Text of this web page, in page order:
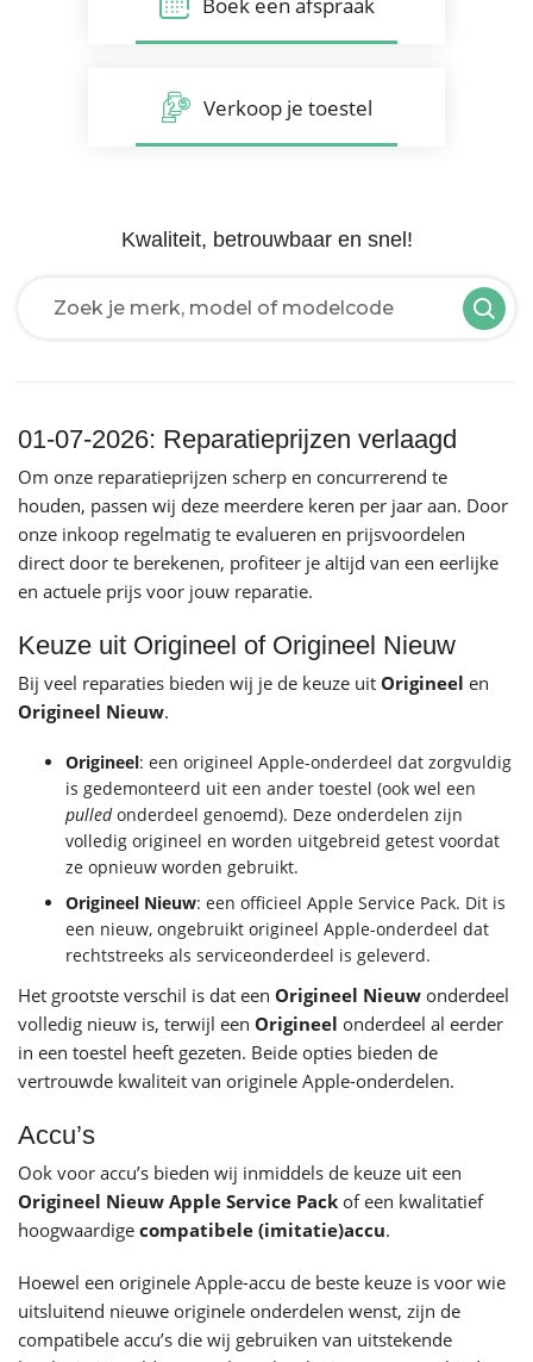
Verkoop je toestel
Kwaliteit, betrouwbaar en snel!
01-07-2026: Reparatieprijzen verlaagd
Om onze reparatieprijzen scherp en concurrerend te
houden, passen wij deze meerdere keren per jaar aan. Door
onze inkoop regelmatig te evalueren en prijsvoordelen
direct door te berekenen, profiteer je altijd van een eerlijke
en actuele prijs voor jouw reparatie.
Keuze uit Origineel of Origineel Nieuw
Bij veel reparaties bieden wij je de keuze uit Origineel en
Origineel Nieuw.
Origineel: een origineel Apple-onderdeel dat zorgvuldig
is gedemonteerd uit een ander toestel (ook wel een
pulledonderdeel genoemd). Deze onderdelen zijn
volledig origineel en worden uitgebreid getest voordat
ze opnieuw worden gebruikt.
Origineel Nieuw: een officieel Apple Service Pack. Dit is
een nieuw, ongebruikt origineel Apple-onderdeel dat
rechtstreeks als serviceonderdeel is geleverd.
Het grootste verschil is dat een Origineel Nieuw onderdeel
volledig nieuw is, terwijl een Origineel onderdeel al eerder
in een toestel heeft gezeten. Beide opties bieden de
vertrouwde kwaliteit van originele Apple-onderdelen.
Accu’s
Ook voor accu’s bieden wij inmiddels de keuze uit een
Origineel Nieuw Apple Service Pack of een kwalitatief
hoogwaardige compatibele (imitatie)accu.
Hoewel een originele Apple-accu de beste keuze is voor wie
uitsluitend nieuwe originele onderdelen wenst, zijn de
compatibele accu’s die wij gebruiken van uitstekende